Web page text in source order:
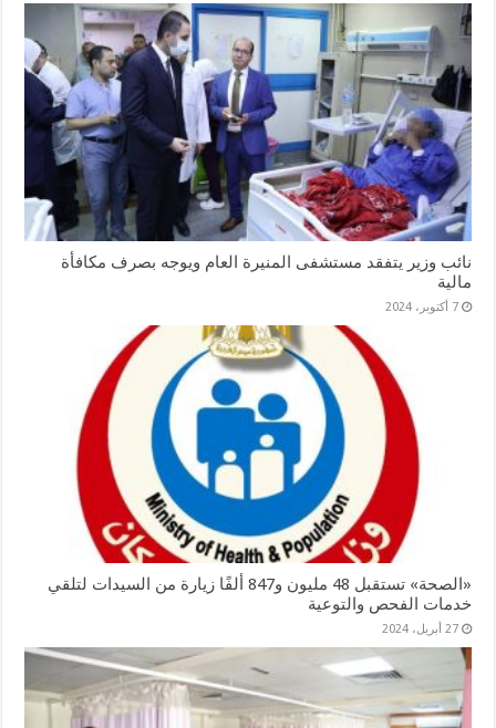
نائب وزير يتفقد مستشفى المنيرة العام ويوجه بصرف مكافأة
مالية
7 أكتوبر، 2024
«الصحة» تستقبل 48 مليون و847 ألفًا زيارة من السيدات لتلقي
خدمات الفحص والتوعية
27 أبريل، 2024